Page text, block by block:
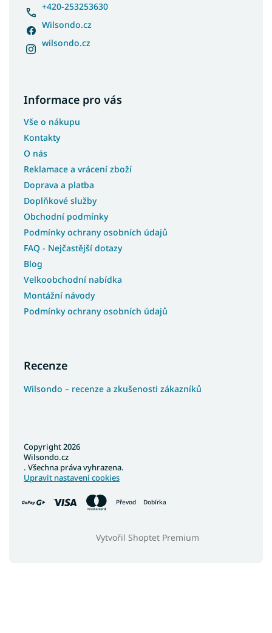
+420-253253630
Wilsondo.cz
wilsondo.cz
Informace pro vás
Vše o nákupu
Kontakty
O nás
Reklamace a vrácení zboží
Doprava a platba
Doplňkové služby
Obchodní podmínky
Podmínky ochrany osobních údajů
FAQ - Nejčastější dotazy
Blog
Velkoobchodní nabídka
Montážní návody
Podmínky ochrany osobních údajů
Recenze
Wilsondo – recenze a zkušenosti zákazníků
Převod Dobírka
Vytvořil Shoptet Premium
Copyright 2026
Wilsondo.cz
. Všechna práva vyhrazena.
Upravit nastavení cookies